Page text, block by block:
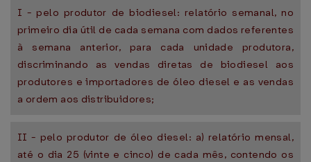
I - pelo produtor de biodiesel: relatório semanal, no
primeiro dia útil de cada semana com dados referentes
à semana anterior, para cada unidade produtora,
discriminando as vendas diretas de biodiesel aos
produtores e importadores de óleo diesel e as vendas
a ordem aos distribuidores;
II - pelo produtor de óleo diesel: a) relatório mensal,
até o dia 25 (vinte e cinco) de cada mês, contendo os